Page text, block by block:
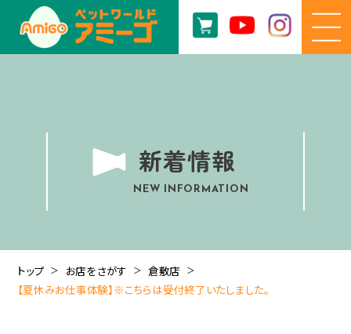
新着情報
NEW INFORMATION
トップ お店をさがす
倉敷店
【夏休みお仕事体験】※こちらは受付終了いたしました。